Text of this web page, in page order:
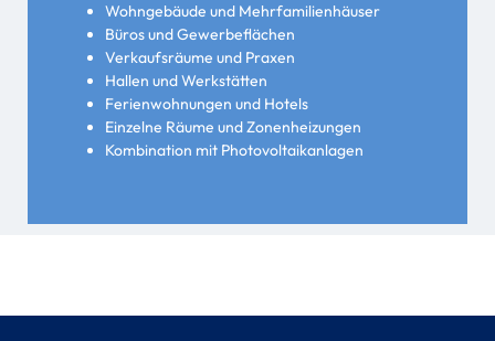
Wohngebäude und Mehrfamilienhäuser
Büros und Gewerbeflächen
Verkaufsräume und Praxen
Hallen und Werkstätten
Ferienwohnungen und Hotels
Einzelne Räume und Zonenheizungen
Kombination mit Photovoltaikanlagen